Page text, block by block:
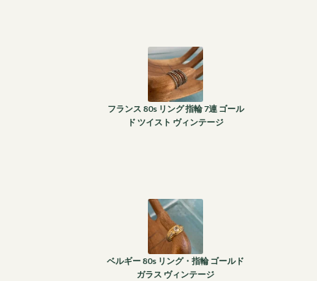
フランス 80s リング 指輪 7連 ゴール
ド ツイスト ヴィンテージ
ベルギー 80s リング・指輪 ゴールド
ガラス ヴィンテージ